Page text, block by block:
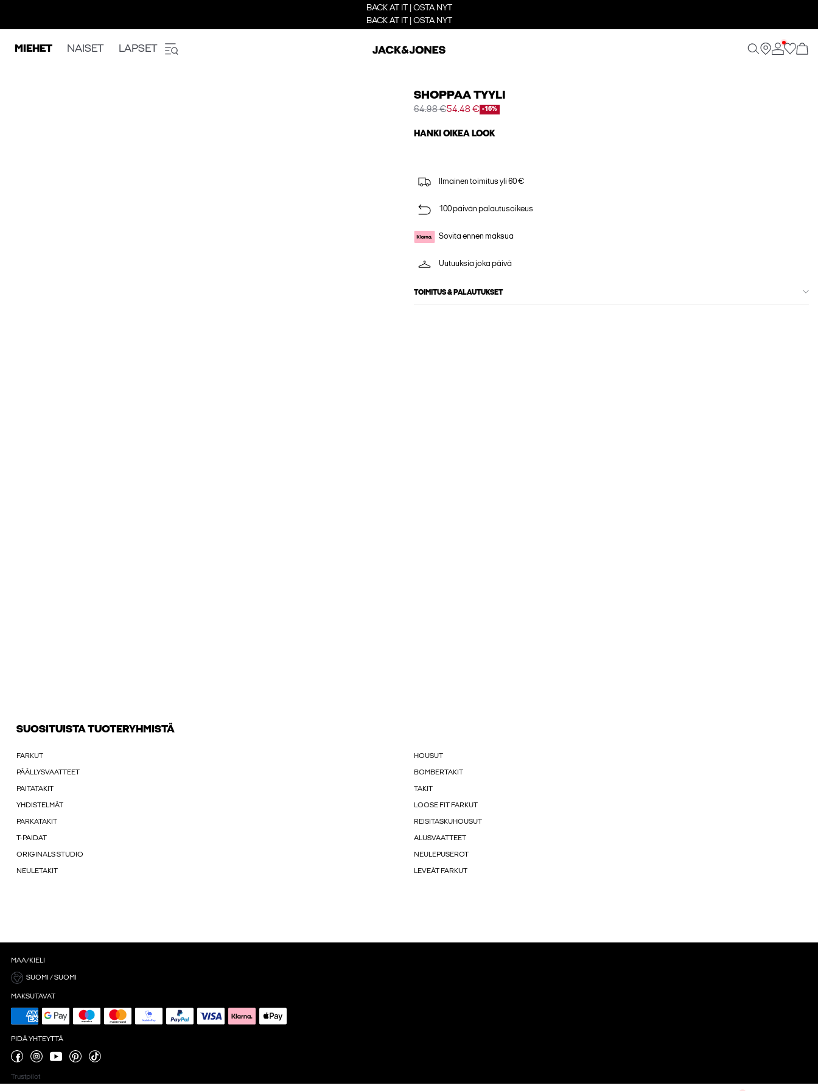
BACK AT IT | OSTA NYT
BACK AT IT | OSTA NYT
MIEHET NAISET LAPSET
SHOPPAA TYYLI
64.98 €54.48 € -16%
HANKI OIKEA LOOK
Ilmainen toimitus yli 60 €
100 päivän palautusoikeus
Sovita ennen maksua
Uutuuksia joka päivä
TOIMITUS & PALAUTUKSET
SUOSITUISTA TUOTERYHMISTÄ
FARKUT HOUSUT
PÄÄLLYSVAATTEET BOMBERTAKIT
PAITATAKIT TAKIT
YHDISTELMÄT LOOSE FIT FARKUT
PARKATAKIT REISITASKUHOUSUT
T-PAIDAT ALUSVAATTEET
ORIGINALS STUDIO NEULEPUSEROT
NEULETAKIT LEVEÄT FARKUT
MAA/KIELI
SUOMI / SUOMI
MAKSUTAVAT
PIDÄ YHTEYTTÄ
Trustpilot